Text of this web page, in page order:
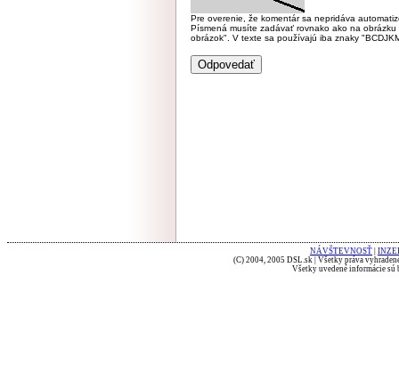
Pre overenie, že komentár sa nepridáva
Písmená musíte zadávať rovnako ako na
obrázok". V texte sa používajú iba znaky
NÁVŠTEVNOSŤ
(C) 2004, 2005 DSL.sk | Všetky práva
Všetky uvedené informácie sú